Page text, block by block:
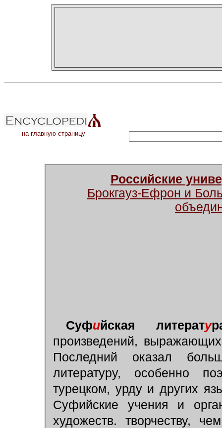
на главную страницу
Российские
Брокгауз-Ефрон и
Суфийская литерату
произведений,
Последний оказал
литературу, особенно
турецком, урду и других
Суфийские учения и
художеств. творчеству,